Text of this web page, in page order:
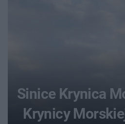
Sinice Krynica
Krynicy